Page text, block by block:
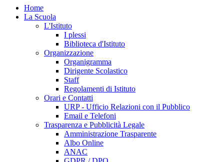
Home
La Scuola
L'Istituto
I plessi
Biblioteca d'Istituto
Organizzazione
Organigramma
Dirigente Scolastico
Staff
Regolamenti di Istituto
Orari e Contatti
URP - Ufficio Relazioni con il Pubblico
Email e Telefoni
Trasparenza e Pubblicità Legale
Amministrazione Trasparente
Albo Online
ANAC